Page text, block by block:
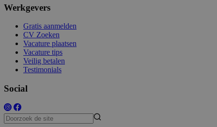
Werkgevers
Gratis aanmelden
CV Zoeken
Vacature plaatsen
Vacature tips
Veilig betalen
Testimonials
Social